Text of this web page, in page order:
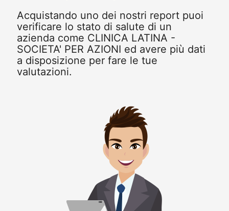
Acquistando uno dei nostri report puoi
verificare lo stato di salute di un
azienda come CLINICA LATINA -
SOCIETA' PER AZIONI ed avere più dati
a disposizione per fare le tue
valutazioni.